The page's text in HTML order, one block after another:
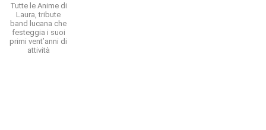
Tutte le Anime di
Laura, tribute
band lucana che
festeggia i suoi
primi vent’anni di
attività